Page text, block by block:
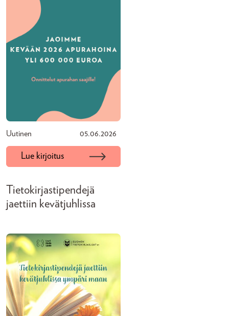
Uutinen 05.06.2026
Lue kirjoitus
Tietokirjastipendejä
jaettiin kevätjuhlissa